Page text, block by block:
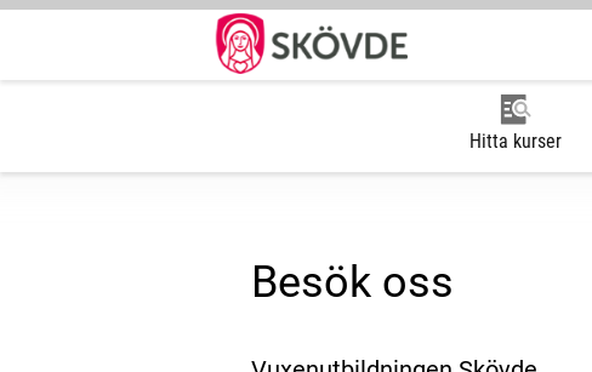
Hitta kurser
Besök oss